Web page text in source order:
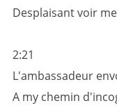
Desplaisant voir
2:21
L'ambassadeur
A my chemin